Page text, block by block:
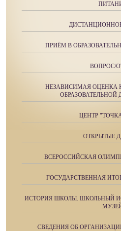
ПРИЁМ В
ВОПРОС/
НЕЗАВИСИМАЯ ОЦЕНКА
ОБРАЗОВАТЕЛЬНОЙ
ЦЕНТР
ОТКРЫТЫЕ
ВСЕРОССИЙСКАЯ
ГОСУДАРСТВЕННАЯ
ИСТОРИЯ ШКОЛЫ. ШКОЛЬНЫЙ
СВЕДЕНИЯ ОБ